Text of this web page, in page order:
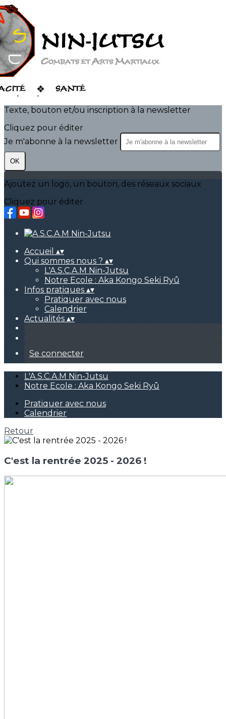
Exporter les lignes sélectionnées
Exporter toutes les colonnes
Exporter uniquement les colonnes affichées
Menu
?>
Images de la page d'accueil
Cliquez pour éditer
Texte, bouton et/ou inscription à la newsletter
Cliquez pour éditer
Je m'abonne à la newsletter
OK
Ajoutez un logo, un bouton, des réseaux sociaux
Cliquez pour éditer
Accueil ▴▾
Qui sommes nous ? ▴▾
L'A.S.C.A.M Nin-Jutsu
Notre Ecole : Aka Kongo Seki Ryû
Infos pratiques ▴▾
Pratiquer avec nous
Calendrier
Actualités ▴▾
Se connecter
L'A.S.C.A.M Nin-Jutsu
Notre Ecole : Aka Kongo Seki Ryû
Pratiquer avec nous
Calendrier
Retour
C'est la rentrée 2025 - 2026 !